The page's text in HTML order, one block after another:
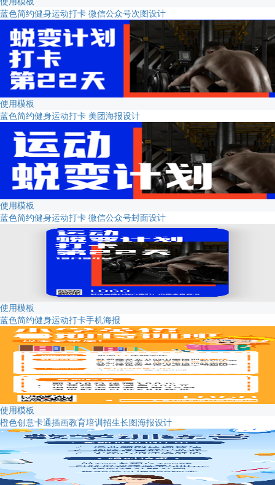
蓝色简约健身运动打卡 微信公众号次图设计
使用模板
蓝色简约健身运动打卡 美团海报设计
使用模板
蓝色简约健身运动打卡 微信公众号封面设计
使用模板
蓝色简约健身运动打卡手机海报
使用模板
橙色创意卡通插画教育培训招生长图海报设计